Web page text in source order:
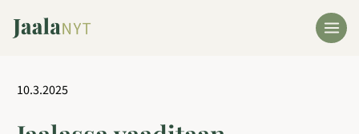
sisältöön
10.3.2025